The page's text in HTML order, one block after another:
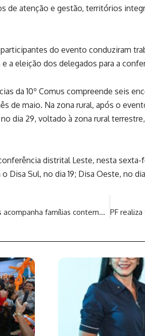
de atenção e gestão, territórios
do evento conduziram
a eleição dos delegados para a
da 10º Comus compreende seis
de maio. Na zona rural, após o
dia 29, voltado à zona rural
distrital Leste, nesta sexta-
Disa Sul, no dia 19; Disa Oeste, no
Prefeitura de Manaus acompanha famílias contempladas no Morar Melhor 15 durante vistoria em residencial